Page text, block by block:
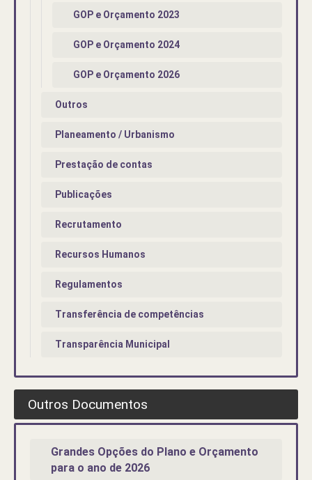
GOP e Orçamento 2023
GOP e Orçamento 2024
GOP e Orçamento 2026
Outros
Planeamento / Urbanismo
Prestação de contas
Publicações
Recrutamento
Recursos Humanos
Regulamentos
Transferência de competências
Transparência Municipal
Outros Documentos
Grandes Opções do Plano e Orçamento
para o ano de 2026